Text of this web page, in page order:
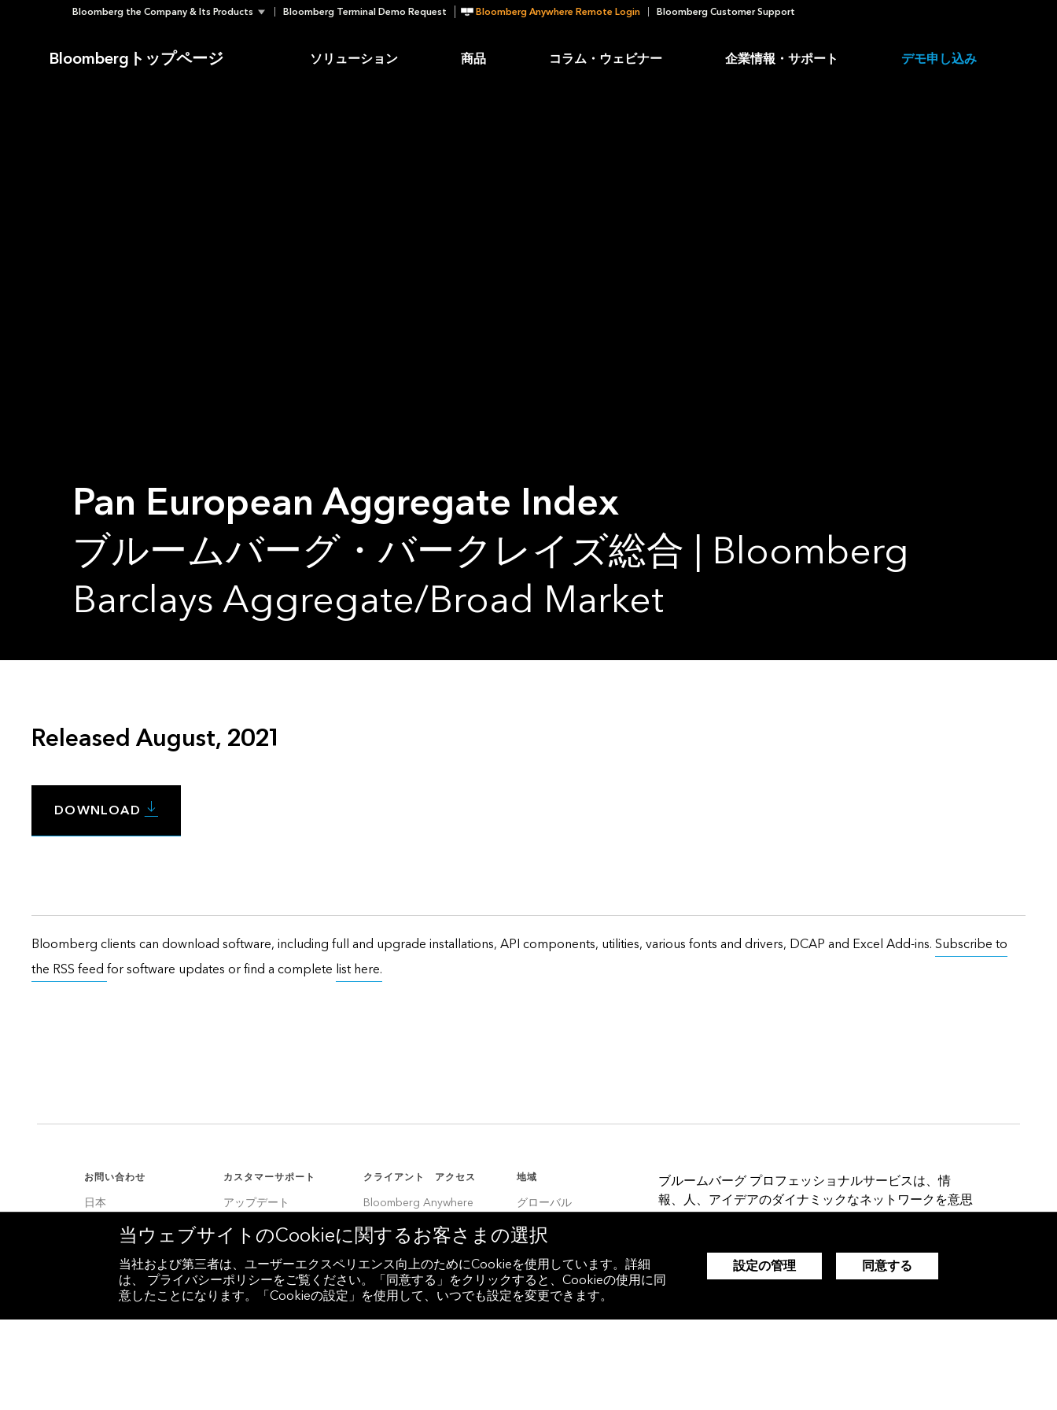
Bloomberg the Company & Its Products Bloomberg Terminal Demo Request Bloomberg Anywhere Remote Login Bloomberg Customer Support
Bloombergトップページ ソリューション 商品 コラム・ウェビナー 企業情報・サポート デモ申し込み
Pan European Aggregate Index
ブルームバーグ・バークレイズ総合 | Bloomberg
Barclays Aggregate/Broad Market
Released August, 2021
DOWNLOAD
Bloomberg clients can download software, including full and upgrade installations, API components, utilities, various fonts and drivers, DCAP and Excel Add-ins. Subscribe to
the RSS feed for software updates or find a complete list here.
お問い合わせ
日本
+1 212 318 2000
ヨーロッパ
+44 20 7330 7500
カスタマーサポート
アップデート
カスタマーサポート
サービスセンター
クライアント アクセス
Bloomberg Anywhere
Bloomberg Vault
Entity Exchange
地域
グローバル
韓国
中国
インド
ブルームバーグ プロフェッショナルサービスは、情
報、人、アイデアのダイナミックなネットワークを意思
決定者に提供します。
デモをリクエストする
当ウェブサイトのCookieに関するお客さまの選択
当社および第三者は、ユーザーエクスペリエンス向上のためにCookieを使用しています。詳細
は、 プライバシーポリシーをご覧ください。「同意する」をクリックすると、Cookieの使用に同
意したことになります。「Cookieの設定」を使用して、いつでも設定を変更できます。
設定の管理 同意する